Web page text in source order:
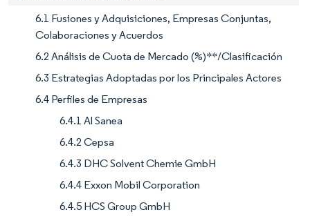
6.1 Fusiones y Adquisiciones, Empresas Conjuntas,
Colaboraciones y Acuerdos
6.2 Análisis de Cuota de Mercado (%)**/Clasificación
6.3 Estrategias Adoptadas por los Principales Actores
6.4 Perfiles de Empresas
6.4.1 Al Sanea
6.4.2 Cepsa
6.4.3 DHC Solvent Chemie GmbH
6.4.4 Exxon Mobil Corporation
6.4.5 HCS Group GmbH